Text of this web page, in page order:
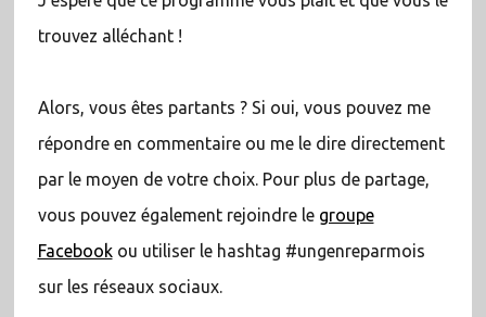
trouvez alléchant !
Alors, vous êtes partants ? Si oui, vous pouvez me
répondre en commentaire ou me le dire directement
par le moyen de votre choix. Pour plus de partage,
vous pouvez également rejoindre le groupe
Facebookou utiliser le hashtag #ungenreparmois
sur les réseaux sociaux.